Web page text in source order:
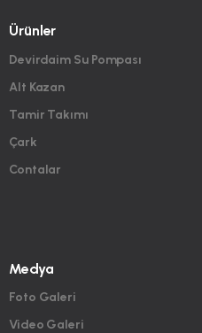
Ürünler
Devirdaim Su Pompası
Alt Kazan
Tamir Takımı
Çark
Contalar
Medya
Foto Galeri
Video Galeri